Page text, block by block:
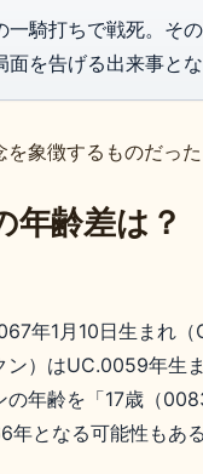
一騎打ちで戦死。そ
面を告げる出来事と
象徴するものだっ
年齢差は？
年1月10日生まれ
ン）はUC.0059年生
の年齢を「17歳（
年となる可能性もあ